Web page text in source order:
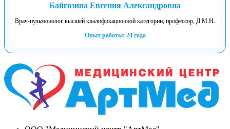
Байгозина Евгения Александровна
Врач-пульмонолог высшей квалификационной категории, профессор, Д.М.Н.
Опыт работы: 24 года